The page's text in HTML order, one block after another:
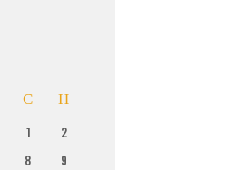
С Н
1
2
8
9